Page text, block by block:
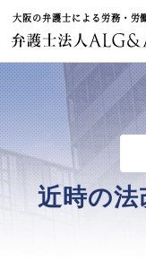
大阪の弁護士による労務・労
近時の